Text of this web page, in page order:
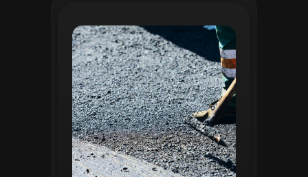
Na Gestão de Pavimentação, o Regente
oferece ferramentas para mapear, avaliar
e monitorar a infraestrutura viária. O
sistema permite registrar condições dos
pavimentos, identificar áreas críticas e
planejar ações de manutenção preventiva
e corretiva. Com o auxílio do
geoprocessamento, é possível gerar
mapas detalhados que facilitam a
priorização de intervenções, otimizando
recursos e assegurando maior
durabilidade das vias. Relatórios
personalizáveis garantem transparência e
suporte na tomada de decisões
estratégicas.